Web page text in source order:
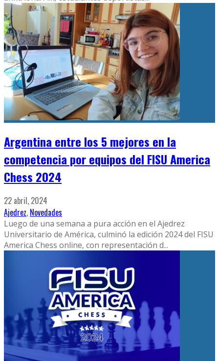
Argentina entre los 5 mejores en la
competencia por equipos del FISU America
Chess 2024
22 abril, 2024
Ajedrez, Novedades
Luego de una semana a pura acción en el Ajedrez
Universitario de América, culminó la edición 2024 del FISU
America Chess online, con representación d...